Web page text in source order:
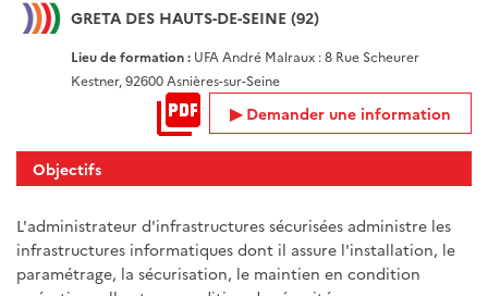
GRETA DES HAUTS-DE-SEINE (92)
Lieu de formation : UFA André Malraux : 8 Rue Scheurer
Kestner, 92600 Asnières-sur-Seine
Demander une information
Objectifs
L'administrateur d'infrastructures sécurisées administre les
infrastructures informatiques dont il assure l'installation, le
paramétrage, la sécurisation, le maintien en condition